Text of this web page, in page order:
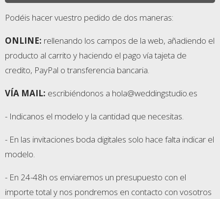
Podéis hacer vuestro pedido de dos maneras:
ONLINE: rellenando los campos de la web, añadiendo el
producto al carrito y haciendo el pago vía tajeta de
credito, PayPal o transferencia bancaria.
VÍA MAIL: escribiéndonos a hola@weddingstudio.es
- Indicanos el modelo y la cantidad que necesitas.
- En las invitaciones boda digitales solo hace falta indicar el
modelo.
- En 24-48h os enviaremos un presupuesto con el
importe total y nos pondremos en contacto con vosotros